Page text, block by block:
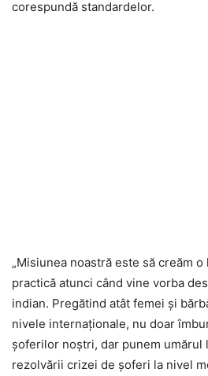
corespundă standardelor.
„Misiunea noastră este să creăm
practică atunci când vine vorba
indian. Pregătind atât femei și
nivele internaționale, nu doar
șoferilor noștri, dar punem umărul
rezolvării crizei de șoferi la nivel